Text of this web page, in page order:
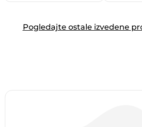
Pogledajte ostale izvedene